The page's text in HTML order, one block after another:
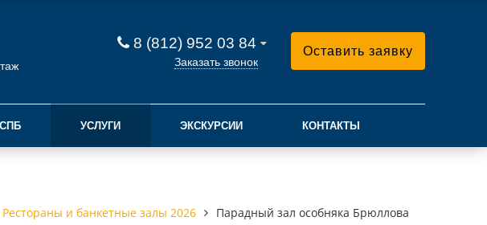
8 (812) 952 03 84
Заказать звонок
Оставить заявку
УСЛУГИ ЭКСКУРСИИ КОНТАКТЫ
Рестораны и банкетные залы 2026 Парадный зал особняка Брюллова